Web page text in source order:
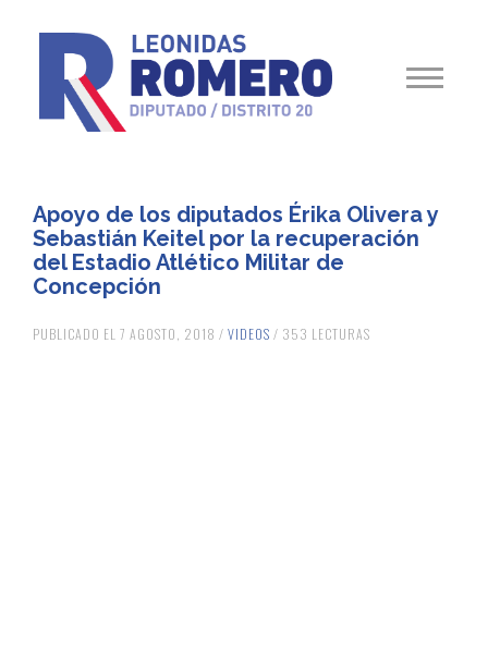
Apoyo de los diputados Érika Olivera y
Sebastián Keitel por la recuperación
del Estadio Atlético Militar de
Concepción
PUBLICADO EL 7 AGOSTO, 2018 / VIDEOS / 353 LECTURAS